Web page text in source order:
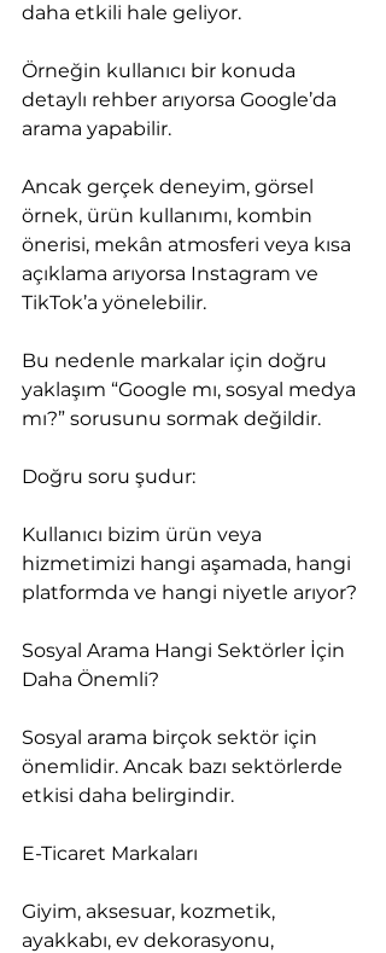
daha etkili hale geliyor.
Örneğin kullanıcı bir konuda
detaylı rehber arıyorsa Google’da
arama yapabilir.
Ancak gerçek deneyim, görsel
örnek, ürün kullanımı, kombin
önerisi, mekân atmosferi veya kısa
açıklama arıyorsa Instagram ve
TikTok’a yönelebilir.
Bu nedenle markalar için doğru
yaklaşım “Google mı, sosyal medya
mı?” sorusunu sormak değildir.
Doğru soru şudur:
Kullanıcı bizim ürün veya
hizmetimizi hangi aşamada, hangi
platformda ve hangi niyetle arıyor?
Sosyal Arama Hangi Sektörler İçin
Daha Önemli?
Sosyal arama birçok sektör için
önemlidir. Ancak bazı sektörlerde
etkisi daha belirgindir.
E-Ticaret Markaları
Giyim, aksesuar, kozmetik,
ayakkabı, ev dekorasyonu,